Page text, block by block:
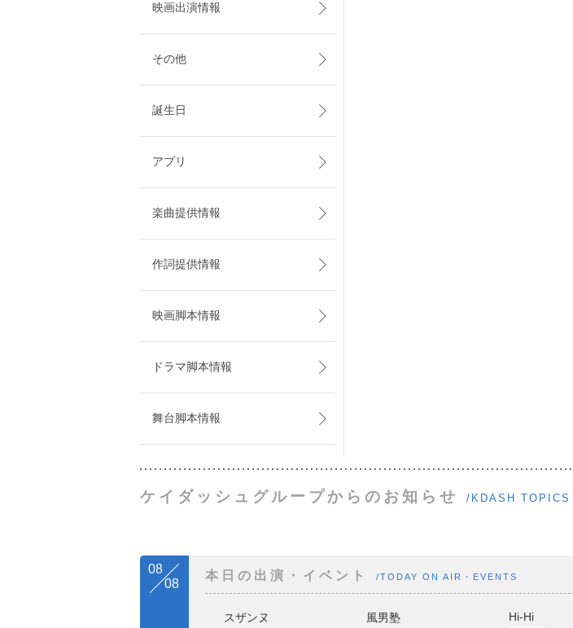
映画出演情報
その他
誕生日
アプリ
楽曲提供情報
作詞提供情報
映画脚本情報
ドラマ脚本情報
舞台脚本情報
ケイダッシュグループからのお知らせ /KDASH TOPICS
08
08
本日の出演・イベント /TODAY ON AIR・EVENTS
スザンヌ 風男塾 Hi-Hi